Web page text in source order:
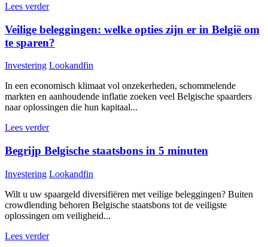
Lees verder
Veilige beleggingen: welke opties zijn er in België om
te sparen?
Investering Lookandfin
In een economisch klimaat vol onzekerheden, schommelende
markten en aanhoudende inflatie zoeken veel Belgische spaarders
naar oplossingen die hun kapitaal...
Lees verder
Begrijp Belgische staatsbons in 5 minuten
Investering Lookandfin
Wilt u uw spaargeld diversifiëren met veilige beleggingen? Buiten
crowdlending behoren Belgische staatsbons tot de veiligste
oplossingen om veiligheid...
Lees verder